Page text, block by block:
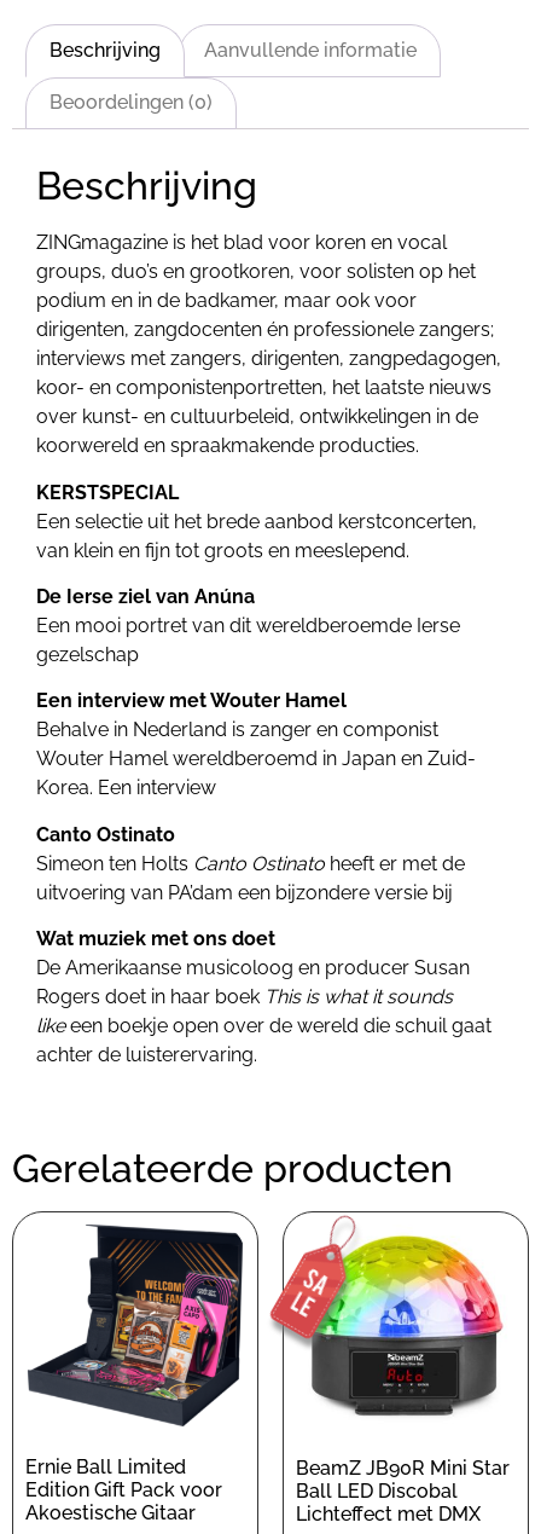
Beschrijving Aanvullende informatie
Beoordelingen (0)
Beschrijving
ZINGmagazine is het blad voor koren en vocal
groups, duo’s en grootkoren, voor solisten op het
podium en in de badkamer, maar ook voor
dirigenten, zangdocenten én professionele zangers;
interviews met zangers, dirigenten, zangpedagogen,
koor- en componistenportretten, het laatste nieuws
over kunst- en cultuurbeleid, ontwikkelingen in de
koorwereld en spraakmakende producties.
KERSTSPECIAL
Een selectie uit het brede aanbod kerstconcerten,
van klein en fijn tot groots en meeslepend.
De Ierse ziel van Anúna
Een mooi portret van dit wereldberoemde Ierse
gezelschap
Een interview met Wouter Hamel
Behalve in Nederland is zanger en componist
Wouter Hamel wereldberoemd in Japan en Zuid-
Korea. Een interview
Canto Ostinato
Simeon ten Holts Canto Ostinato heeft er met de
uitvoering van PA’dam een bijzondere versie bij
Wat muziek met ons doet
De Amerikaanse musicoloog en producer Susan
Rogers doet in haar boek This is what it sounds
likeeen boekje open over de wereld die schuil gaat
achter de luisterervaring.
Gerelateerde producten
Ernie Ball Limited
Edition Gift Pack voor
Akoestische Gitaar
BeamZ JB90R Mini Star
Ball LED Discobal
Lichteffect met DMX